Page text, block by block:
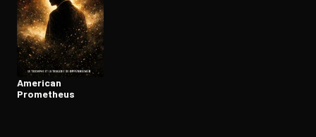
American
Prometheus